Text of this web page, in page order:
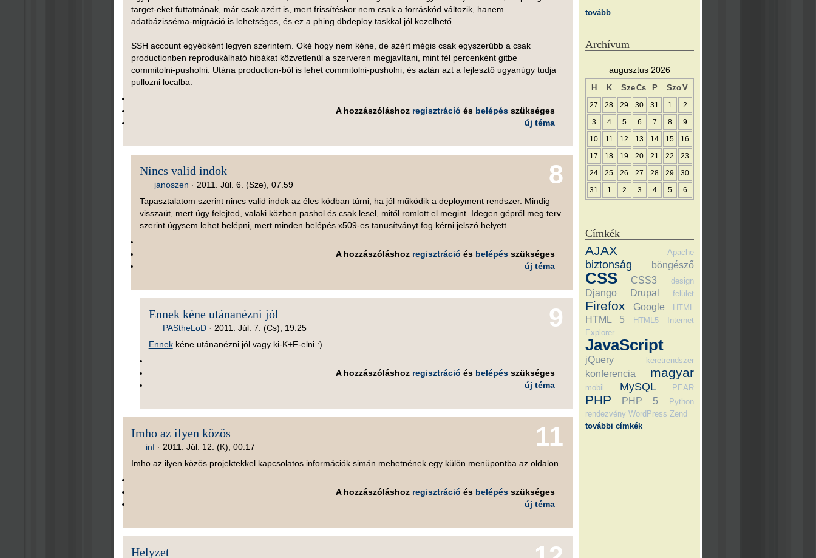
target-eket futtatnának, már csak azért is, mert frissítéskor nem csak a forráskód változik, hanem
adatbázisséma-migráció is lehetséges, és ez a phing dbdeploy taskkal jól kezelhető.
SSH account egyébként legyen szerintem. Oké hogy nem kéne, de azért mégis csak egyszerűbb a csak
productionben reprodukálható hibákat közvetlenül a szerveren megjavítani, mint fél percenként gitbe
commitolni-pusholni. Utána production-ből is lehet commitolni-pusholni, és aztán azt a fejlesztő ugyanúgy tudja
pullozni localba.
A hozzászóláshoz regisztráció és belépésszükséges
új téma
8
Nincs valid indok
janoszen · 2011. Júl. 6. (Sze), 07.59
Tapasztalatom szerint nincs valid indok az éles kódban túrni, ha jól működik a deployment rendszer. Mindig
visszaüt, mert úgy felejted, valaki közben pashol és csak lesel, mitől romlott el megint. Idegen gépről meg terv
szerint úgysem lehet belépni, mert minden belépés x509-es tanusítványt fog kérni jelszó helyett.
A hozzászóláshoz regisztráció és belépésszükséges
új téma
9
Ennek kéne utánanézni jól
PAStheLoD · 2011. Júl. 7. (Cs), 19.25
Ennekkéne utánanézni jól vagy ki-K+F-elni :)
A hozzászóláshoz regisztráció és belépésszükséges
új téma
11
Imho az ilyen közös
inf· 2011. Júl. 12. (K), 00.17
Imho az ilyen közös projektekkel kapcsolatos információk simán mehetnének egy külön menüpontba az oldalon.
A hozzászóláshoz regisztráció és belépésszükséges
új téma
Helyzet
tovább
Archívum
augusztus 2026
H K SzeCs P SzoV
27 28 29 30 31 1 2
3 4 5 6 7 8 9
10 11 12 13 14 15 16
17 18 19 20 21 22 23
24 25 26 27 28 29 30
31 1 2 3 4 5 6
Címkék
AJAX Apache
biztonság böngésző
CSS CSS3 design
Django Drupal felület
Firefox Google HTML
HTML 5 HTML5
Internet
Explorer
JavaScript
jQuery keretrendszer
konferencia magyar
mobil MySQL PEAR
PHP PHP 5
Python
rendezvény WordPress Zend
további címkék